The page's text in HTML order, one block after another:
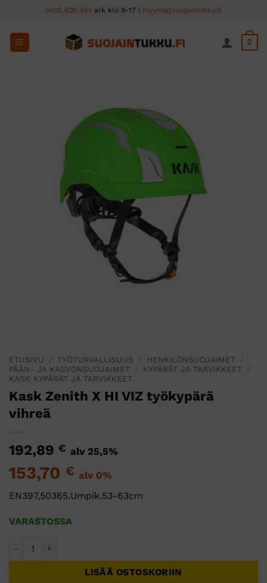
content
0400 600 484 ark klo 9-17 | myynti@suojaintukku.fi
0
ETUSIVU TYÖTURVALLISUUS HENKILÖNSUOJAIMET
PÄÄN- JA KASVONSUOJAIMET
KYPÄRÄT JA TARVIKKEET
KASK KYPÄRÄT JA TARVIKKEET
Kask Zenith X HI VIZ työkypärä
vihreä
192,89 € alv 25,5%
153,70 € alv 0%
EN397,50365.Umpik.53-63cm
VARASTOSSA
LISÄÄ OSTOSKORIIN